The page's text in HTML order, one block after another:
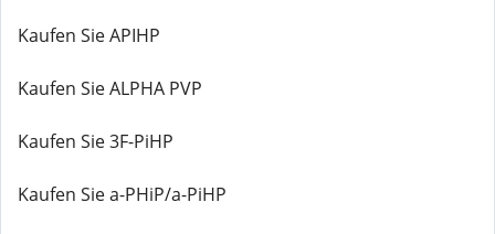
Kaufen Sie APIHP
Kaufen Sie ALPHA PVP
Kaufen Sie 3F-PiHP
Kaufen Sie a-PHiP/a-PiHP